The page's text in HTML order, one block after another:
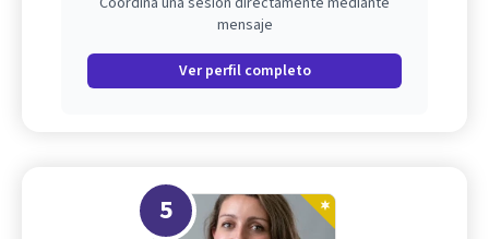
mensaje
Ver perfil completo
5